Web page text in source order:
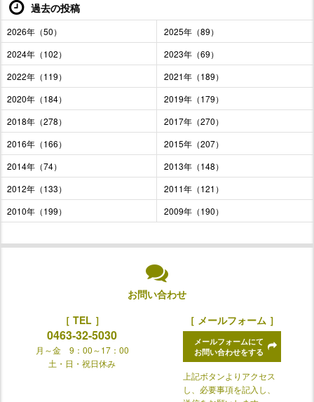
過去の投稿
2026年（50）
2025年（89）
2024年（102）
2023年（69）
2022年（119）
2021年（189）
2020年（184）
2019年（179）
2018年（278）
2017年（270）
2016年（166）
2015年（207）
2014年（74）
2013年（148）
2012年（133）
2011年（121）
2010年（199）
2009年（190）
お問い合わせ
［ TEL ］
0463-32-5030
月～金 9：00～17：00
土・日・祝日休み
［ メールフォーム ］
メールフォームにて
お問い合わせをする
上記ボタンよりアクセス
し、必要事項を記入し、